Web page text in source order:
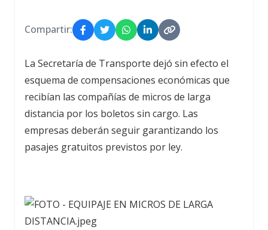
Compartir:
La Secretaría de Transporte dejó sin efecto el
esquema de compensaciones económicas que
recibían las compañías de micros de larga
distancia por los boletos sin cargo. Las
empresas deberán seguir garantizando los
pasajes gratuitos previstos por ley.